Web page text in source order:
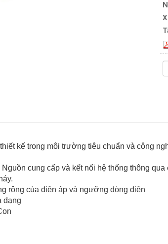
kế trong môi trường tiêu chuẩn và công
cung cấp và kết nối hệ thống thông
rộng của điện áp và ngưỡng dòng điện
dạng